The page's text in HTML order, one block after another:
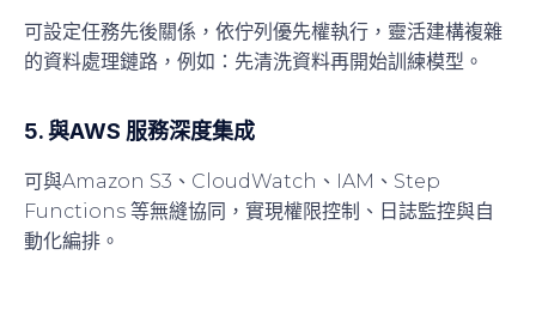
可設定任務先後關係，依佇列優先權執行， 靈活建構複雜
的資料處理鏈路 ，例如：先清洗資料再開始訓練模型。
5. 與AWS 服務深度集成
可與Amazon S3、CloudWatch、IAM、Step
Functions 等無縫協同，實現權限控制、日誌監控與自
動化編排。